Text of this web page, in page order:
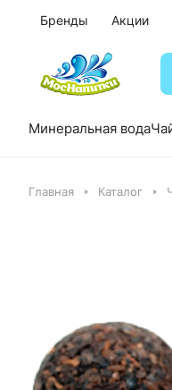
Бренды Акции
Минеральная вода
Главная Каталог